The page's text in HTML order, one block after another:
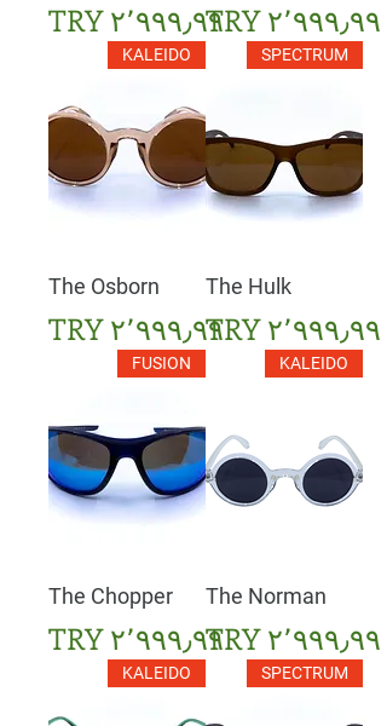
السعر السعر
SPECTRUM
The Hulk
السعر
KALEIDO
The Osborn
السعر
KALEIDO
The Norman
السعر
FUSION
The Chopper
السعر
SPECTRUM
KALEIDO